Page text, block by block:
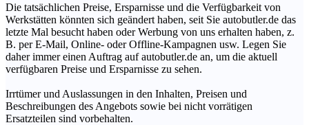
Die tatsächlichen Preise, Ersparnisse und die Verfügbarkeit von
Werkstätten könnten sich geändert haben, seit Sie autobutler.de das
letzte Mal besucht haben oder Werbung von uns erhalten haben, z.
B. per E-Mail, Online- oder Offline-Kampagnen usw. Legen Sie
daher immer einen Auftrag auf autobutler.de an, um die aktuell
verfügbaren Preise und Ersparnisse zu sehen.
Irrtümer und Auslassungen in den Inhalten, Preisen und
Beschreibungen des Angebots sowie bei nicht vorrätigen
Ersatzteilen sind vorbehalten.